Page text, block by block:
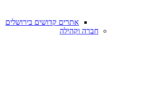
אתרים קדושים בירושלים
חברה וקהילה